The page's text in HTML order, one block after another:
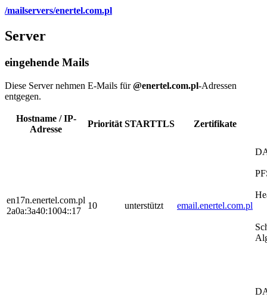
/mailservers/enertel.com.pl
Server
eingehende Mails
Diese Server nehmen E-Mails für@enertel.com.pl-Adressen
entgegen.
Hostname / IP-
Adresse
Priorität STARTTLS Zertifikate
en17n.enertel.com.pl
2a0a:3a40:1004::17
10 unterstützt email.enertel.com.pl